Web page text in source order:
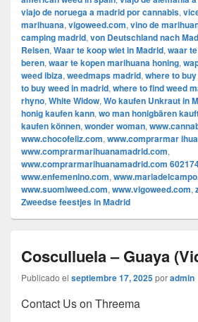
viajo de noruega a madrid por cannabis,
marihuana, vigoweed.com, vino de
camping madrid, von Deutschland nach
Reisen, Waar te koop wiet in Madrid, waar
beren, waar te kopen marihuana honing,
weed ibiza, weedmaps madrid, where to
to buy weed in madrid, where to find weed
rhyno, White Widow, Wo kaufen Unkraut in
honig kaufen kann, wo man honigbären
kaufen können, wonder woman,
www.chocofeliz.com, www.comprarmar
www.comprarmarihuanamadrid.com,
www.comprarmarihuanamadrid.com
www.enfemenino.com,
www.suomiweed.com, www.vigoweed.com,
Zweedse feestjes in Madrid
Cosculluela – Guaya
Publicado el septiembre 17, 2025poradmin
Contact Us on Threema